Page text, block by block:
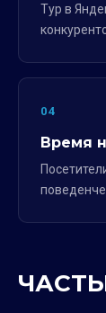
Тур в
04
Время